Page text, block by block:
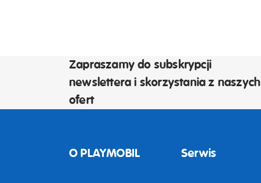
Zapraszamy do subskrypcji
newslettera i skorzystania z naszych
ofert
O PLAYMOBIL Serwis